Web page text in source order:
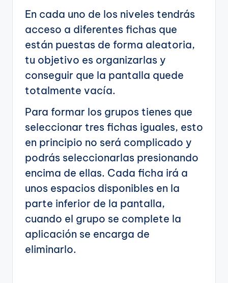
En cada uno de los niveles tendrás
acceso a diferentes fichas que
están puestas de forma aleatoria,
tu objetivo es organizarlas y
conseguir que la pantalla quede
totalmente vacía.
Para formar los grupos tienes que
seleccionar tres fichas iguales, esto
en principio no será complicado y
podrás seleccionarlas presionando
encima de ellas. Cada ficha irá a
unos espacios disponibles en la
parte inferior de la pantalla,
cuando el grupo se complete la
aplicación se encarga de
eliminarlo.